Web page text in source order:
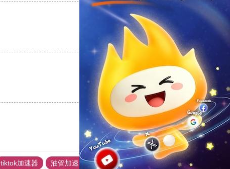
支持[0] 反对
支持[0] 反对[0]
tiktok加速器 油管加速器 上油管加速器 回锅肉加速器